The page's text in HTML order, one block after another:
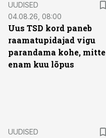
UUDISED
04.08.26, 08:00
Uus TSD kord paneb
raamatupidajad vigu
parandama kohe, mitte
enam kuu lõpus
UUDISED